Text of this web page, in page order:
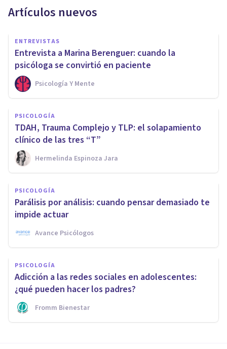
Artículos nuevos
ENTREVISTAS
Entrevista a Marina Berenguer: cuando la
psicóloga se convirtió en paciente
Psicología Y Mente
PSICOLOGÍA
TDAH, Trauma Complejo y TLP: el solapamiento
clínico de las tres “T”
Hermelinda Espinoza Jara
PSICOLOGÍA
Parálisis por análisis: cuando pensar demasiado te
impide actuar
Avance Psicólogos
PSICOLOGÍA
Adicción a las redes sociales en adolescentes:
¿qué pueden hacer los padres?
Fromm Bienestar